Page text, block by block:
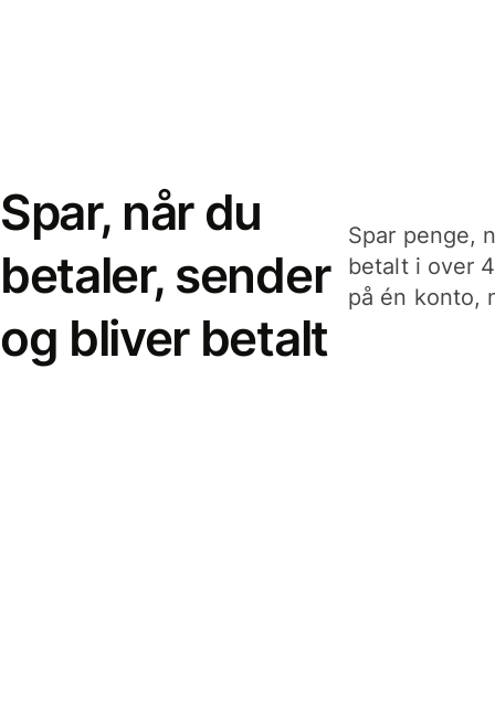
Spar, når du
betaler, sender
og bliver betalt
Spar penge,
betalt i over
på én konto,